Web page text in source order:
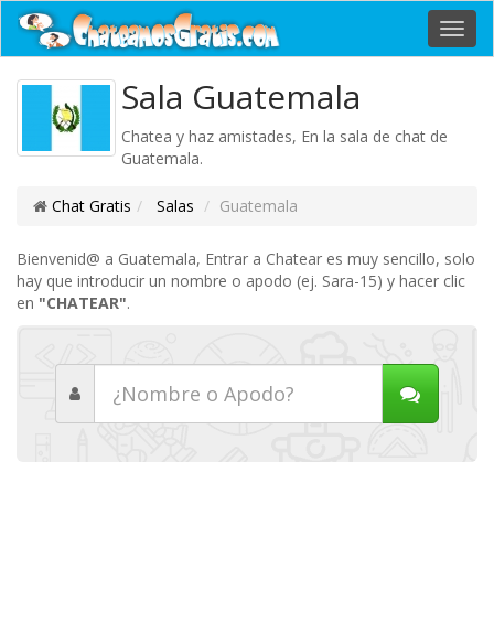
Sala Guatemala
Chatea y haz amistades, En la sala de chat de
Guatemala.
Chat Gratis Salas Guatemala
Bienvenid@ a Guatemala, Entrar a Chatear es muy sencillo, solo
hay que introducir un nombre o apodo (ej. Sara-15) y hacer clic
en "CHATEAR".